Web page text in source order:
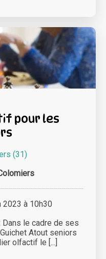
pour les
(31)
à 10h30
Dans le cadre de ses
Atout seniors
olfactif le [...]